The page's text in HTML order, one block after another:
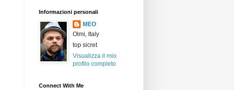
Informazioni personali
MEO
Olmi, Italy
top sicret
Visualizza il mio
profilo completo
Connect With Me